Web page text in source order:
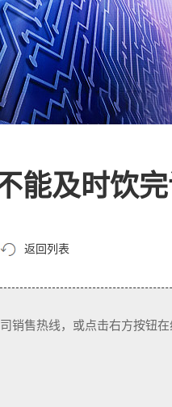
能及时饮
返回列表
销售热线，或点击右方按钮在